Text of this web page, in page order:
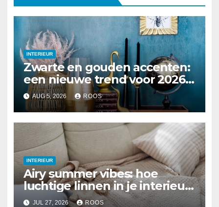
INTERIEUR
Zwarte en gouden accenten:
een nieuwe trend voor 2026
interieurs
AUG 5, 2026 ROOS
INTERIEUR
Airy summer vibes: hoe
luchtige linnen in je interieur
te integreren
JUL 27, 2026 ROOS